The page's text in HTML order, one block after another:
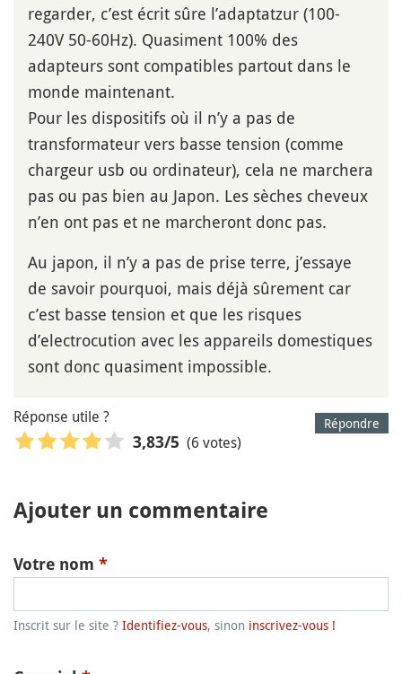
regarder, c’est écrit sûre l’adaptatzur (100-
240V 50-60Hz). Quasiment 100% des
adapteurs sont compatibles partout dans le
monde maintenant.
Pour les dispositifs où il n’y a pas de
transformateur vers basse tension (comme
chargeur usb ou ordinateur), cela ne marchera
pas ou pas bien au Japon. Les sèches cheveux
n’en ont pas et ne marcheront donc pas.
Au japon, il n’y a pas de prise terre, j’essaye
de savoir pourquoi, mais déjà sûrement car
c’est basse tension et que les risques
d’electrocution avec les appareils domestiques
sont donc quasiment impossible.
Répondre
Réponse utile ?
3,83/5 (6 votes)
Ajouter un commentaire
Votre nom *
Inscrit sur le site ? Identifiez-vous, sinon inscrivez-vous !